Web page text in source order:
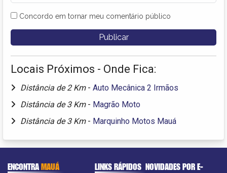
Concordo em tornar meu comentário público
Locais Próximos - Onde Fica:
Distância de 2 Km - Auto Mecânica 2 Irmãos
Distância de 3 Km - Magrão Moto
Distância de 3 Km - Marquinho Motos Mauá
ENCONTRAMAUÁ LINKS RÁPIDOS NOVIDADES POR E-